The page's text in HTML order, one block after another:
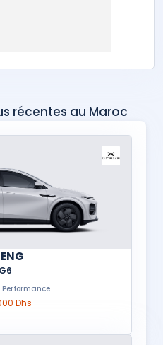
récentes au Maroc
G6
Performance
Dhs